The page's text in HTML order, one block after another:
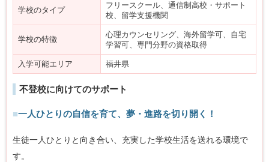
学校のタイプ
フリースクール、通信制高校・サポート
校、留学支援機関
学校の特徴
心理カウンセリング、海外留学可、自宅
学習可、専門分野の資格取得
入学可能エリア 福井県
不登校に向けてのサポート
■一人ひとりの自信を育て、夢・進路を切り開く！
生徒一人ひとりと向き合い、充実した学校生活を送れる環境で
す。